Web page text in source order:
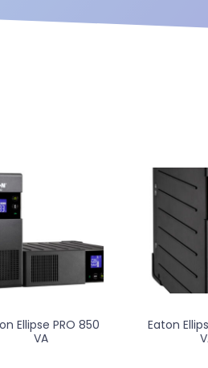
Ellipse PRO 850
VA
Eaton